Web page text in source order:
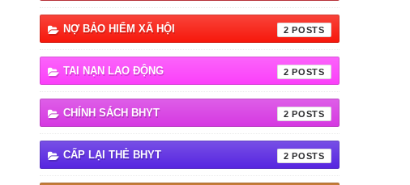
NỢ BẢO HIỂM XÃ HỘI 2
TAI NẠN LAO ĐỘNG 2
CHÍNH SÁCH BHYT 2
CẤP LẠI THẺ BHYT 2